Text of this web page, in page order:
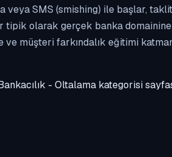
veya SMS (smishing) ile başlar,
tipik olarak gerçek banka
müşteri farkındalık eğitimi
- Oltalama kategorisi